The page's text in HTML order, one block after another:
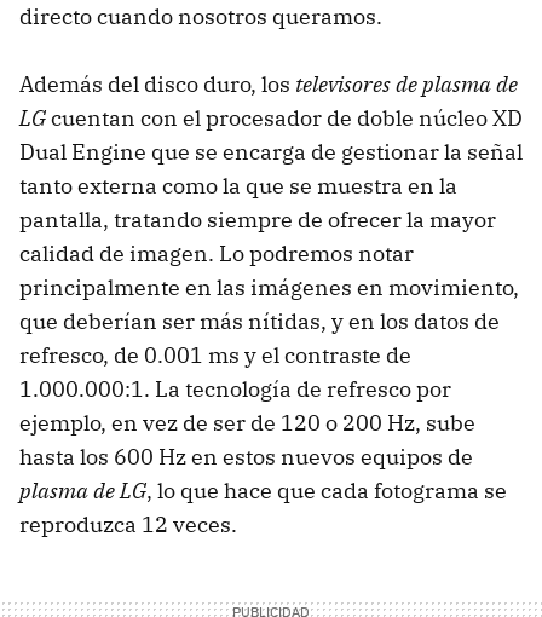
directo cuando nosotros queramos.
Además del disco duro, los televisores de plasma de
LGcuentan con el procesador de doble núcleo XD
Dual Engine que se encarga de gestionar la señal
tanto externa como la que se muestra en la
pantalla, tratando siempre de ofrecer la mayor
calidad de imagen. Lo podremos notar
principalmente en las imágenes en movimiento,
que deberían ser más nítidas, y en los datos de
refresco, de 0.001 ms y el contraste de
1.000.000:1. La tecnología de refresco por
ejemplo, en vez de ser de 120 o 200 Hz, sube
hasta los 600 Hz en estos nuevos equipos de
plasma de LG, lo que hace que cada fotograma se
reproduzca 12 veces.